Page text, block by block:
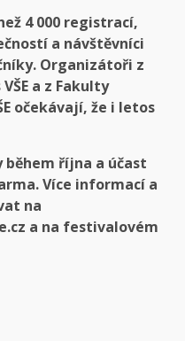
4 000 registrací,
a návštěvníci
Organizátoři z
a z Fakulty
očekávají, že i letos
během října a účast
Více informací a
na
a na festivalovém